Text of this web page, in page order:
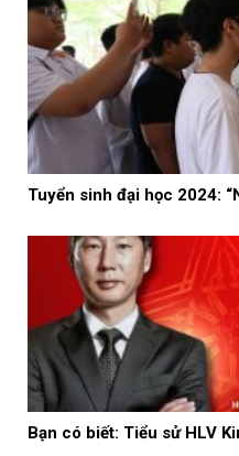
Tuyển sinh đại học 2024:
Bạn có biết: Tiểu sử HLV